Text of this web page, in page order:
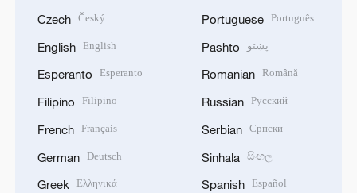
Czech Český
English English
Esperanto Esperanto
Filipino Filipino
French Français
German Deutsch
Greek Ελληνικά
Portuguese Português
Pashto پښتو
Romanian Română
Russian Русский
Serbian Српски
Sinhala සිංහල
Spanish Español